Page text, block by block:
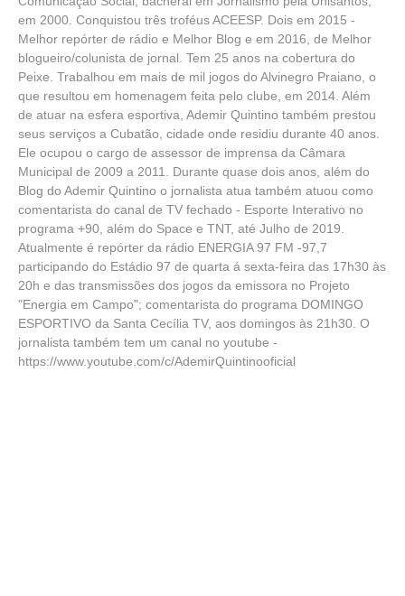
em 2000. Conquistou três troféus ACEESP. Dois em 2015 -
Melhor repórter de rádio e Melhor Blog e em 2016, de Melhor
blogueiro/colunista de jornal. Tem 25 anos na cobertura do
Peixe. Trabalhou em mais de mil jogos do Alvinegro Praiano, o
que resultou em homenagem feita pelo clube, em 2014. Além
de atuar na esfera esportiva, Ademir Quintino também prestou
seus serviços a Cubatão, cidade onde residiu durante 40 anos.
Ele ocupou o cargo de assessor de imprensa da Câmara
Municipal de 2009 a 2011. Durante quase dois anos, além do
Blog do Ademir Quintino o jornalista atua também atuou como
comentarista do canal de TV fechado - Esporte Interativo no
programa +90, além do Space e TNT, até Julho de 2019.
Atualmente é repórter da rádio ENERGIA 97 FM -97,7
participando do Estádio 97 de quarta á sexta-feira das 17h30 às
20h e das transmissões dos jogos da emissora no Projeto
"Energia em Campo"; comentarista do programa DOMINGO
ESPORTIVO da Santa Cecília TV, aos domingos às 21h30. O
jornalista também tem um canal no youtube -
https://www.youtube.com/c/AdemirQuintinooficial